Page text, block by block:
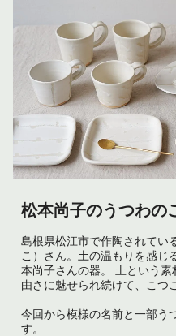
松本尚子のうつわの
島根県松江市で作陶されてい
こ）さん。土の温もりを感じ
本尚子さんの器。 土という
由さに魅せられ続けて、こつ
今回から模様の名前と一部う
す。